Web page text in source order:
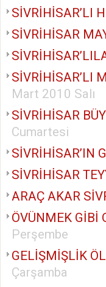
SİVRİHİSAR’LI
SİVRİHİSAR
SİVRİHİSAR’LI
Mart 2010 Salı
SİVRİHİSAR
Cumartesi
SİVRİHİSAR’IN
SİVRİHİSAR
ARAÇ AKAR
ÖVÜNMEK GİBİ
Perşembe
GELİŞMİŞLİK
Çarşamba